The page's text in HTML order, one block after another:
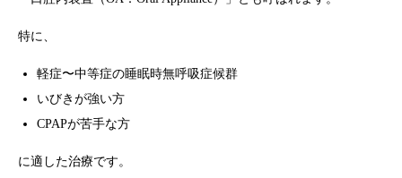
特に、
軽症〜中等症の睡眠時無呼吸症候群
いびきが強い方
CPAPが苦手な方
に適した治療です。